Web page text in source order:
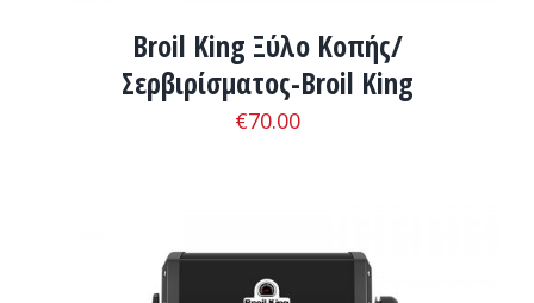
Broil King Ξύλο Κοπής/
Σερβιρίσματος-Broil King
€70.00